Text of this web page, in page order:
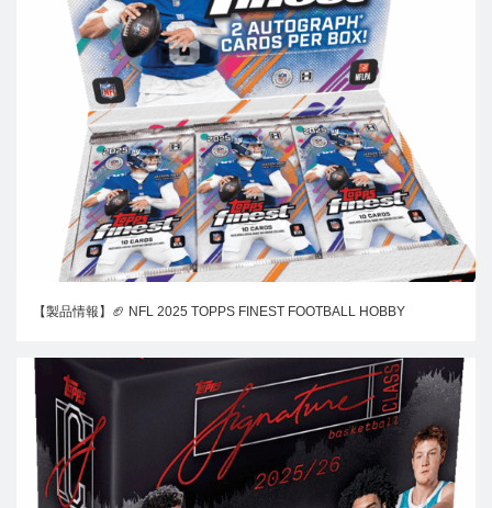
【製品情報】🏈 NFL 2025 TOPPS FINEST FOOTBALL HOBBY